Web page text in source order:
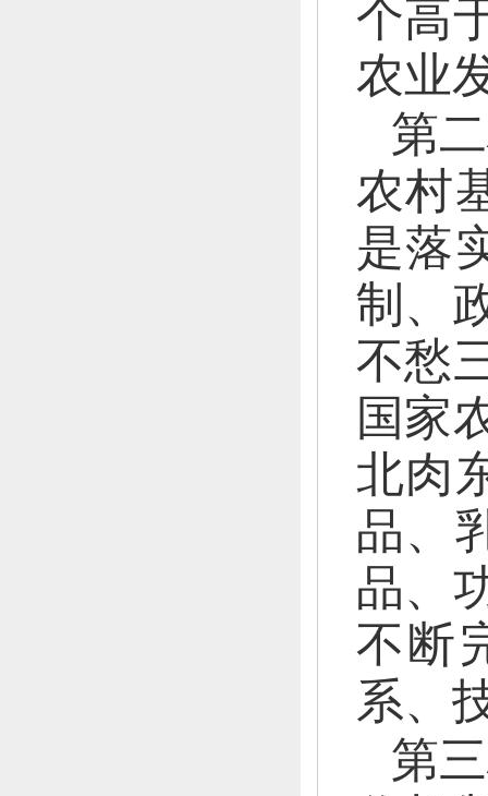
个高
农业
第
农村
是落
制、
不愁
国家
北肉
品、
品、
不断
系、
第